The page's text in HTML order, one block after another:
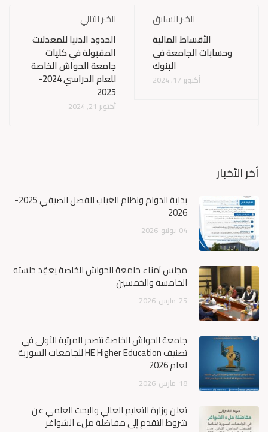
الخبر السابق
الأقساط المالية
وحسابات الجامعة في
البنوك
أكتوبر 17, 2024
الخبر التالي
الحدود الدنيا للمعدلات
المقبولة في كليات
جامعة الحواش الخاصة
للعام الدراسي 2024-
2025
أكتوبر 21, 2024
أخر الأخبار
بداية الدوام ونظام الغياب للفصل الصيفي 2025-
2026
04 يونيو 2026
مجلس أمناء جامعة الحواش الخاصة يعقِد جلسته
الخامسة والخمسين
25 مارس 2026
جامعة الحواش الخاصة تتصدر المرتبة الأولى في
تصنيف HE Higher Education للجامعات السورية
لعام 2026
18 مارس 2026
تعلن وزارة التعليم العالي والبحث العلمي عن
شروط التقدم إلى مفاضلة ملء الشواغر